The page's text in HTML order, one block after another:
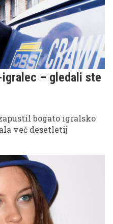
igralec – gledali ste
bogato igralsko
več desetletij